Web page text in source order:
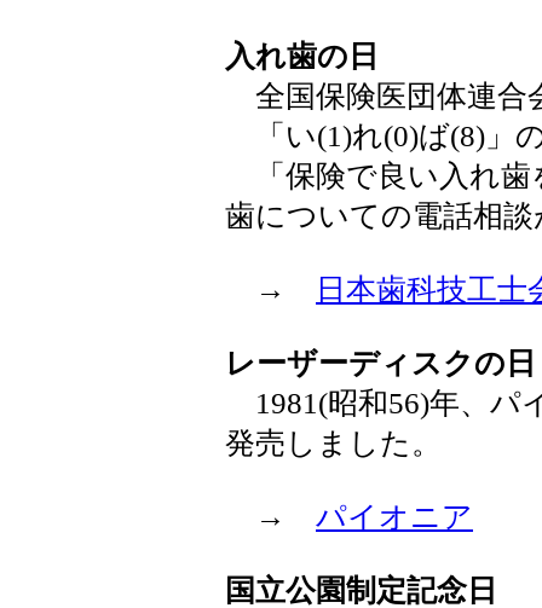
入れ歯の日
全国保険医団体連合
「い(1)れ(0)ば(8)」
「保険で良い入れ歯
歯についての電話相
→ 日本歯科技工士
レーザーディスクの日
1981(昭和56)年、パ
発売しました。
→ パイオニア
国立公園制定記念日